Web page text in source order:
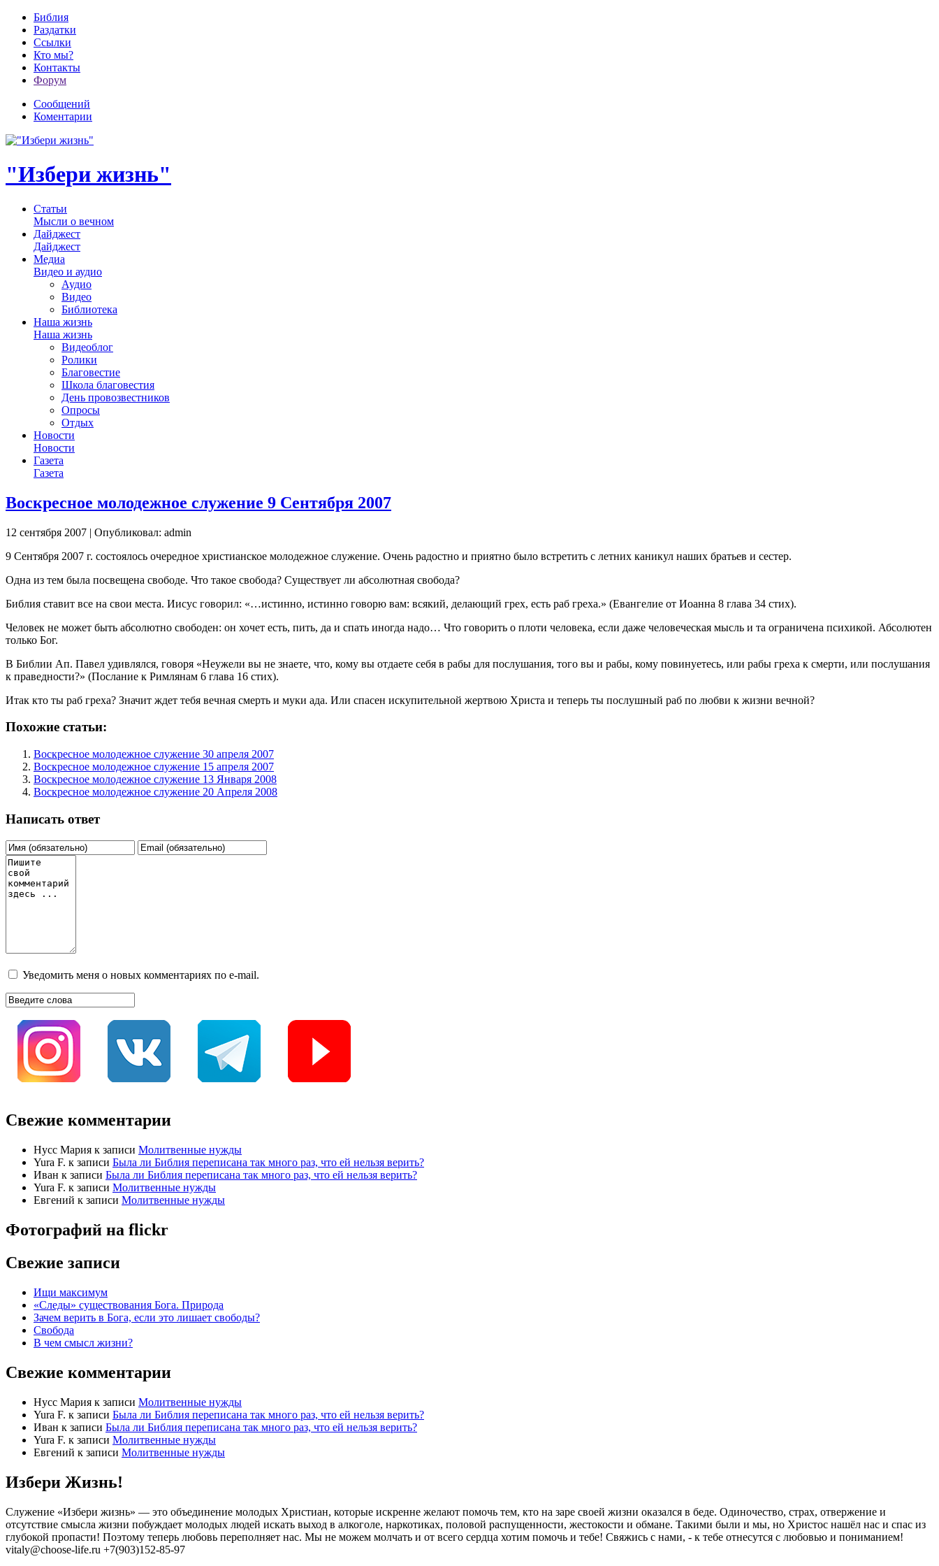
Библия
Раздатки
Ссылки
Кто мы?
Контакты
Форум
Сообщений
Коментарии
"Избери жизнь"
Статьи
Мысли о вечном
Дайджест
Дайджест
Медиа
Видео и аудио
Аудио
Видео
Библиотека
Наша жизнь
Наша жизнь
Видеоблог
Ролики
Благовестие
Школа благовестия
День провозвестников
Опросы
Отдых
Новости
Новости
Газета
Газета
Воскресное молодежное служение 9 Сентября 2007
12 сентября 2007 | Опубликовал: admin
9 Сентября 2007 г. состоялось очередное христианское молодежное служение. Очень радостно и приятно было встретить с летних каникул наших братьев и сестер.
Одна из тем была посвещена свободе. Что такое свобода? Существует ли абсолютная свобода?
Библия ставит все на свои места. Иисус говорил: «…истинно, истинно говорю вам: всякий, делающий грех, есть раб греха.» (Евангелие от Иоанна 8 глава 34 стих).
Человек не может быть абсолютно свободен: он хочет есть, пить, да и спать иногда надо… Что говорить о плоти человека, если даже человеческая мысль и та ограничена психикой. Абсолютен
только Бог.
В Библии Ап. Павел удивлялся, говоря «Неужели вы не знаете, что, кому вы отдаете себя в рабы для послушания, того вы и рабы, кому повинуетесь, или рабы греха к смерти, или послушания
к праведности?» (Послание к Римлянам 6 глава 16 стих).
Итак кто ты раб греха? Значит ждет тебя вечная смерть и муки ада. Или спасен искупительной жертвою Христа и теперь ты послушный раб по любви к жизни вечной?
Похожие статьи:
Воскресное молодежное служение 30 апреля 2007
Воскресное молодежное служение 15 апреля 2007
Воскресное молодежное служение 13 Января 2008
Воскресное молодежное служение 20 Апреля 2008
Написать ответ
Уведомить меня о новых комментариях по e-mail.
Свежие комментарии
Нусс Мария к записи Молитвенные нужды
Yura F. к записи Была ли Библия переписана так много раз, что ей нельзя верить?
Иван к записи Была ли Библия переписана так много раз, что ей нельзя верить?
Yura F. к записи Молитвенные нужды
Евгений к записи Молитвенные нужды
Фотографий на flickr
Свежие записи
Ищи максимум
«Следы» существования Бога. Природа
Зачем верить в Бога, если это лишает свободы?
Свобода
В чем смысл жизни?
Свежие комментарии
Нусс Мария к записи Молитвенные нужды
Yura F. к записи Была ли Библия переписана так много раз, что ей нельзя верить?
Иван к записи Была ли Библия переписана так много раз, что ей нельзя верить?
Yura F. к записи Молитвенные нужды
Евгений к записи Молитвенные нужды
Избери Жизнь!
Служение «Избери жизнь» — это объединение молодых Христиан, которые искренне желают помочь тем, кто на заре своей жизни оказался в беде. Одиночество, страх, отвержение и
отсутствие смысла жизни побуждает молодых людей искать выход в алкоголе, наркотиках, половой распущенности, жестокости и обмане. Такими были и мы, но Христос нашёл нас и спас из
глубокой пропасти! Поэтому теперь любовь переполняет нас. Мы не можем молчать и от всего сердца хотим помочь и тебе! Свяжись с нами, - к тебе отнесутся с любовью и пониманием!
vitaly@choose-life.ru +7(903)152-85-97